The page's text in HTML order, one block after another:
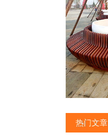
热门文章